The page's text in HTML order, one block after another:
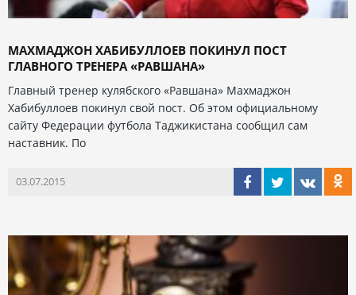
МАХМАДЖОН ХАБИБУЛЛОЕВ ПОКИНУЛ ПОСТ
ГЛАВНОГО ТРЕНЕРА «РАВШАНА»
Главный тренер кулябского «Равшана» Махмаджон
Хабибуллоев покинул свой пост. Об этом официальному
сайту Федерации футбола Таджикистана сообщил сам
наставник. По
03.07.2015